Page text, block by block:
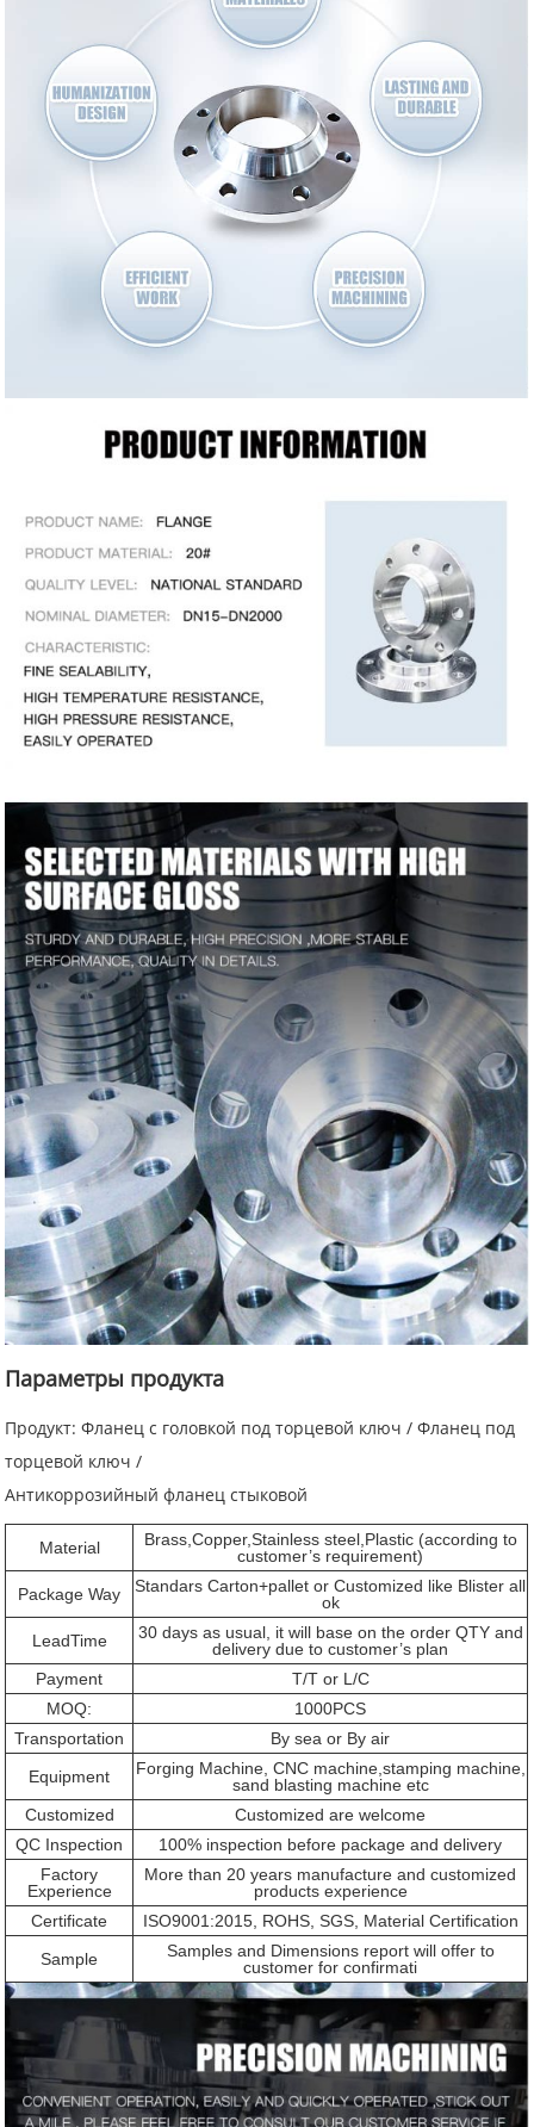
Параметры продукта
Продукт: Фланец с головкой под торцевой ключ / Фланец под
торцевой ключ /
Антикоррозийный фланец стыковой
Material
Brass,Copper,Stainless steel,Plastic (according to
customer’s requirement)
Package Way
Standars Carton+pallet or Customized like Blister all
ok
LeadTime
30 days as usual, it will base on the order QTY and
delivery due to customer’s plan
Payment
T/T or L/C
MOQ:
1000PCS
Transportation
By sea or By air
Equipment
Forging Machine, CNC machine,stamping machine,
sand blasting machine etc
Customized
Customized are welcome
QC Inspection
100% inspection before package and delivery
Factory
Experience
More than 20 years manufacture and customized
products experience
Certificate
ISO9001:2015, ROHS, SGS, Material Certification
Sample
Samples and Dimensions report will offer to
customer for confirmati